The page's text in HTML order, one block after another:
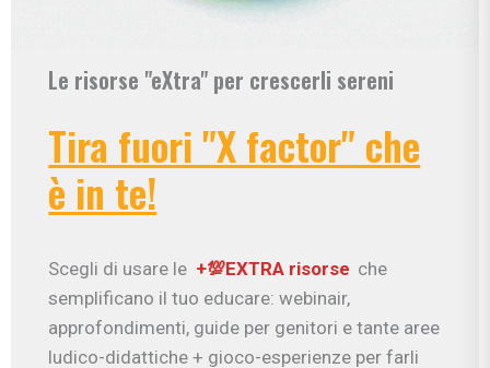
Le risorse "eXtra" per crescerli sereni
Tira fuori "X factor" che
è in te!
Scegli di usare le +💯EXTRA risorse che
semplificano il tuo educare: webinair,
approfondimenti, guide per genitori e tante aree
ludico-didattiche + gioco-esperienze per farli